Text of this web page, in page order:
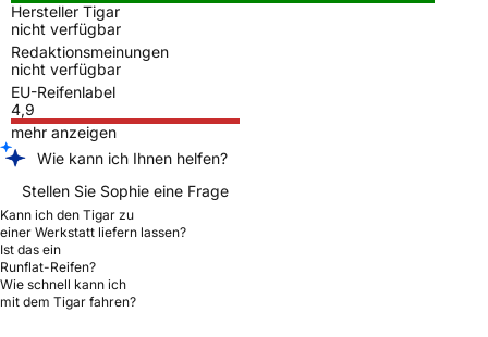
Hersteller Tigar
nicht verfügbar
Redaktionsmeinungen
nicht verfügbar
EU-Reifenlabel
4,9
mehr anzeigen
Wie kann ich Ihnen helfen?
Stellen Sie Sophie eine Frage
Kann ich den Tigar zu
einer Werkstatt liefern lassen?
Ist das ein
Runflat-Reifen?
Wie schnell kann ich
mit dem Tigar fahren?